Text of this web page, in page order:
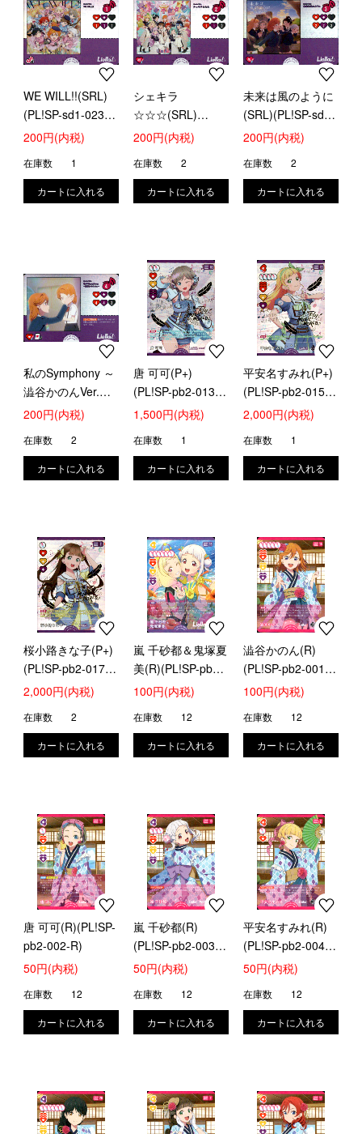
WE WILL!!(SRL)
(PL!SP-sd1-023-
SRL)
200円(内税)
在庫数 1
シェキラ
☆☆☆(SRL)
(PL!SP-sd1-024-
200円(内税)
在庫数 2
未来は風のように
(SRL)(PL!SP-sd1-
025-SRL)
200円(内税)
在庫数 2
私のSymphony ～
澁谷かのんVer.～
(SRL)(PL!SP-sd1-
200円(内税)
在庫数 2
唐 可可(P+)
(PL!SP-pb2-013-
P+)
1,500円(内税)
在庫数 1
平安名すみれ(P+)
(PL!SP-pb2-015-
P+)
2,000円(内税)
在庫数 1
桜小路きな子(P+)
(PL!SP-pb2-017-
P+)
2,000円(内税)
在庫数 2
嵐 千砂都＆鬼塚夏
美(R)(PL!SP-pb2-
000-R)
100円(内税)
在庫数 12
澁谷かのん(R)
(PL!SP-pb2-001-
R)
100円(内税)
在庫数 12
唐 可可(R)(PL!SP-
pb2-002-R)
50円(内税)
在庫数 12
嵐 千砂都(R)
(PL!SP-pb2-003-
R)
50円(内税)
在庫数 12
平安名すみれ(R)
(PL!SP-pb2-004-
R)
50円(内税)
在庫数 12